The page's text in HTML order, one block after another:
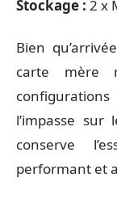
Stockage : 2 x
Bien
carte mère
l’impasse
conserve
performant et